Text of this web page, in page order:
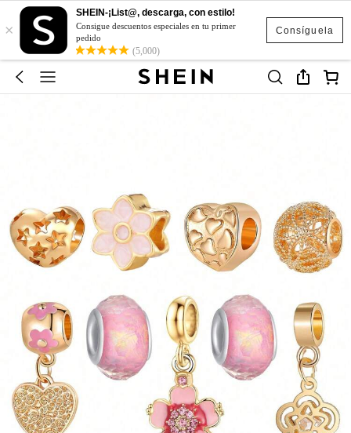
Consíguela
×
SHEIN-¡List@, descarga, con estilo!
Consigue descuentos especiales en tu primer
pedido
(5,000)